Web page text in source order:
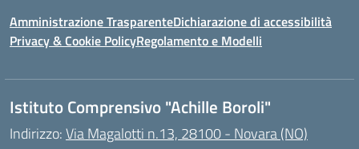
Amministrazione TrasparenteDichiarazione di accessibilità
Privacy & Cookie PolicyRegolamento e Modelli
Istituto Comprensivo "Achille Boroli"
Indirizzo:Via Magalotti n.13, 28100 - Novara (NO)